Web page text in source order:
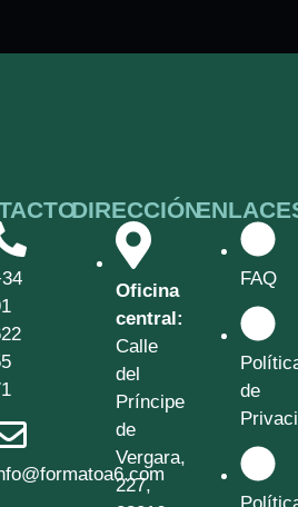
DIRECCIÓN
Oficina
central:
Calle
del
Príncipe
de
Vergara,
227,
FAQ
de